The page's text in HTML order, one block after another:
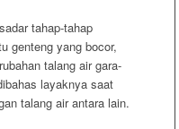
tahap-tahap
genteng yang bocor,
talang air gara-
layaknya saat
talang air antara lain.